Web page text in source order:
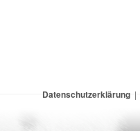
Datenschutzerklärung